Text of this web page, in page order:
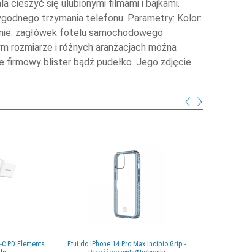
cieszyć się ulubionymi filmami i bajkami.
trzymania telefonu. Parametry: Kolor:
zagłówek fotelu samochodowego
rozmiarze i różnych aranżacjach można
firmowy blister bądź pudełko. Jego zdjęcie
PD Elements
Etui do iPhone 14 Pro Max Incipio Grip -